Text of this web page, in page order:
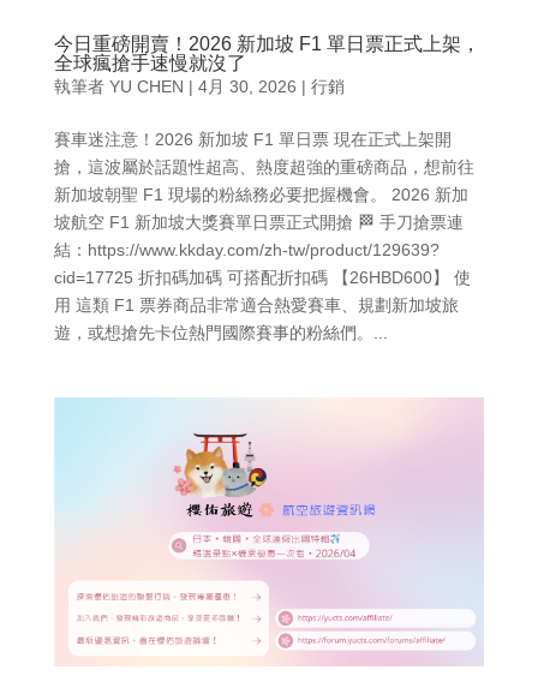
今日重磅開賣！2026 新加坡 F1 單日票正式上架，
全球瘋搶手速慢就沒了
執筆者 YU CHEN | 4月 30, 2026 | 行銷
賽車迷注意！2026 新加坡 F1 單日票 現在正式上架開
搶，這波屬於話題性超高、熱度超強的重磅商品，想前往
新加坡朝聖 F1 現場的粉絲務必要把握機會。 2026 新加
坡航空 F1 新加坡大獎賽單日票正式開搶 🏁 手刀搶票連
結：https://www.kkday.com/zh-tw/product/129639?
cid=17725 折扣碼加碼 可搭配折扣碼 【26HBD600】 使
用 這類 F1 票券商品非常適合熱愛賽車、規劃新加坡旅
遊，或想搶先卡位熱門國際賽事的粉絲們。...